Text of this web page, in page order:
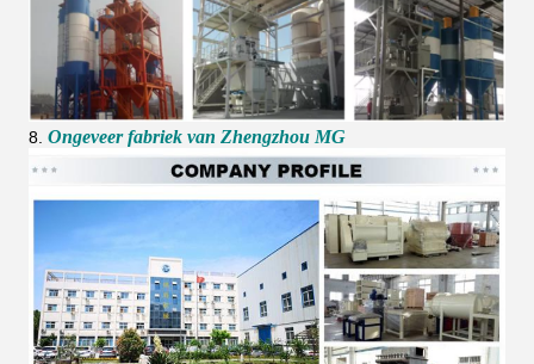
8. Ongeveer fabriek van Zhengzhou MG